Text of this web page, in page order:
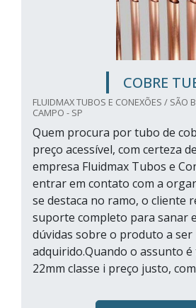
COBRE
FLUIDMAX TUBOS E CONEXÕES / SÃO
CAMPO - SP
Quem procura por tubo de
preço acessível, com certeza
empresa Fluidmax Tubos e
entrar em contato com a
se destaca no ramo, o cliente
suporte completo para sanar
dúvidas sobre o produto a ser
adquirido.Quando o assunto
22mm classe i preço justo,